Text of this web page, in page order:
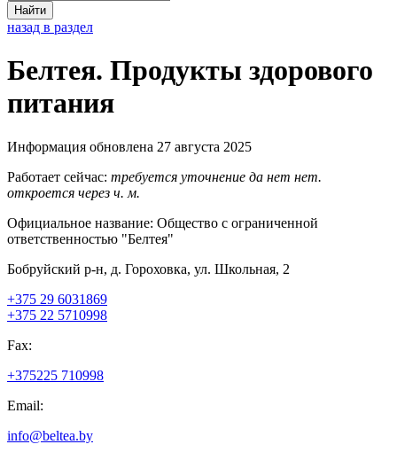
Найти
назад в раздел
Белтея. Продукты здорового
питания
Информация обновлена 27 августа 2025
Работает сейчас: требуется уточнение да нет нет.
откроется через ч. м.
Официальное название: Общество с ограниченной
ответственностью "Белтея"
Бобруйский р-н, д. Гороховка, ул. Школьная, 2
+375 29 6031869
+375 22 5710998
Fax:
+375225 710998
Email:
info@beltea.by